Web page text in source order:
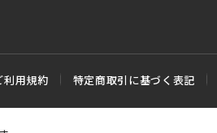
利用規約 特定商取引に基づく表記